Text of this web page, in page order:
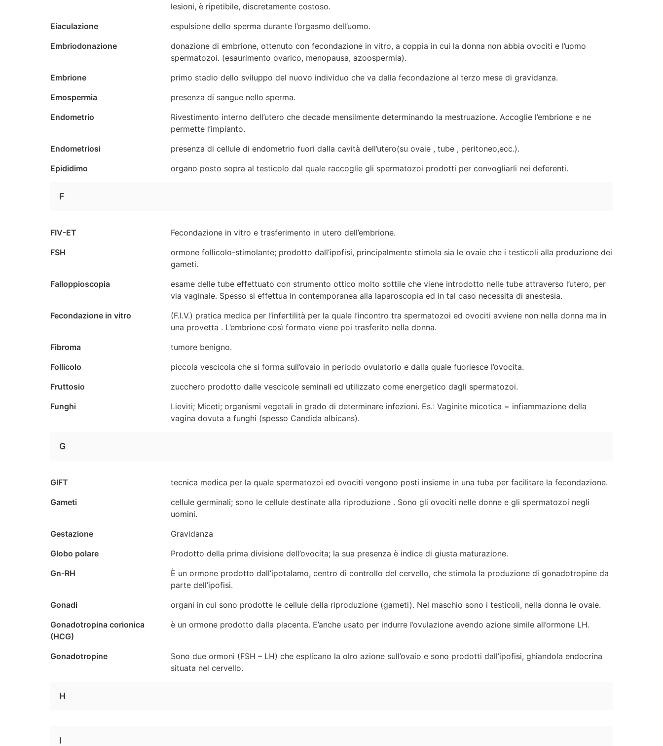
lesioni, è ripetibile, discretamente costoso.
Eiaculazione
espulsione dello sperma durante l’orgasmo dell’uomo.
Embriodonazione
donazione di embrione, ottenuto con fecondazione in vitro, a coppia in cui la donna non abbia ovociti e l’uomo
spermatozoi. (esaurimento ovarico, menopausa, azoospermia).
Embrione
primo stadio dello sviluppo del nuovo individuo che va dalla fecondazione al terzo mese di gravidanza.
Emospermia
presenza di sangue nello sperma.
Endometrio
Rivestimento interno dell’utero che decade mensilmente determinando la mestruazione. Accoglie l’embrione e ne
permette l’impianto.
Endometriosi
presenza di cellule di endometrio fuori dalla cavità dell’utero(su ovaie , tube , peritoneo,ecc.).
Epididimo
organo posto sopra al testicolo dal quale raccoglie gli spermatozoi prodotti per convogliarli nei deferenti.
F
FIV-ET
Fecondazione in vitro e trasferimento in utero dell’embrione.
FSH
ormone follicolo-stimolante; prodotto dall’ipofisi, principalmente stimola sia le ovaie che i testicoli alla produzione dei
gameti.
Falloppioscopia
esame delle tube effettuato con strumento ottico molto sottile che viene introdotto nelle tube attraverso l’utero, per
via vaginale. Spesso si effettua in contemporanea alla laparoscopia ed in tal caso necessita di anestesia.
Fecondazione in vitro
(F.I.V.) pratica medica per l’infertilità per la quale l’incontro tra spermatozoi ed ovociti avviene non nella donna ma in
una provetta . L’embrione così formato viene poi trasferito nella donna.
Fibroma
tumore benigno.
Follicolo
piccola vescicola che si forma sull’ovaio in periodo ovulatorio e dalla quale fuoriesce l’ovocita.
Fruttosio
zucchero prodotto dalle vescicole seminali ed utilizzato come energetico dagli spermatozoi.
Funghi
Lieviti; Miceti; organismi vegetali in grado di determinare infezioni. Es.: Vaginite micotica = infiammazione della
vagina dovuta a funghi (spesso Candida albicans).
G
GIFT
tecnica medica per la quale spermatozoi ed ovociti vengono posti insieme in una tuba per facilitare la fecondazione.
Gameti
cellule germinali; sono le cellule destinate alla riproduzione . Sono gli ovociti nelle donne e gli spermatozoi negli
uomini.
Gestazione
Gravidanza
Globo polare
Prodotto della prima divisione dell’ovocita; la sua presenza è indice di giusta maturazione.
Gn-RH
È un ormone prodotto dall’ipotalamo, centro di controllo del cervello, che stimola la produzione di gonadotropine da
parte dell’ipofisi.
Gonadi
organi in cui sono prodotte le cellule della riproduzione (gameti). Nel maschio sono i testicoli, nella donna le ovaie.
Gonadotropina corionica
(HCG)
è un ormone prodotto dalla placenta. E’anche usato per indurre l’ovulazione avendo azione simile all’ormone LH.
Gonadotropine
Sono due ormoni (FSH – LH) che esplicano la olro azione sull’ovaio e sono prodotti dall’ipofisi, ghiandola endocrina
situata nel cervello.
H
I